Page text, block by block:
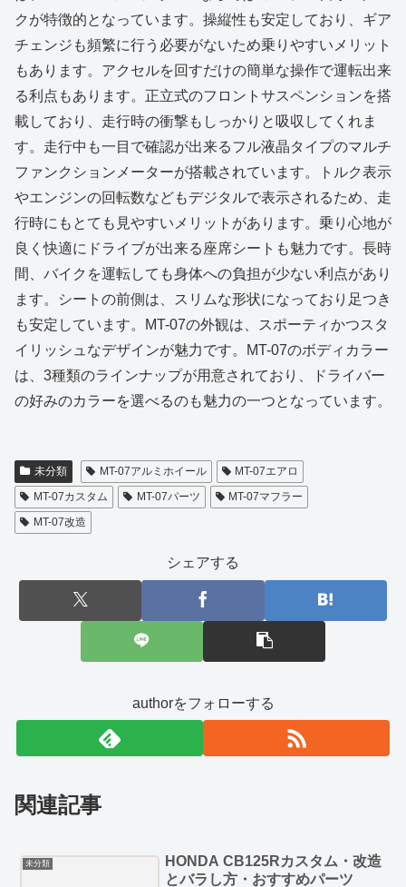
クが特徴的となっています。操縦性も安定しており、ギア
チェンジも頻繁に行う必要がないため乗りやすいメリット
もあります。アクセルを回すだけの簡単な操作で運転出来
る利点もあります。正立式のフロントサスペンションを搭
載しており、走行時の衝撃もしっかりと吸収してくれま
す。走行中も一目で確認が出来るフル液晶タイプのマルチ
ファンクションメーターが搭載されています。トルク表示
やエンジンの回転数などもデジタルで表示されるため、走
行時にもとても見やすいメリットがあります。乗り心地が
良く快適にドライブが出来る座席シートも魅力です。長時
間、バイクを運転しても身体への負担が少ない利点があり
ます。シートの前側は、スリムな形状になっており足つき
も安定しています。MT-07の外観は、スポーティかつスタ
イリッシュなデザインが魅力です。MT-07のボディカラー
は、3種類のラインナップが用意されており、ドライバー
の好みのカラーを選べるのも魅力の一つとなっています。
未分類 MT-07アルミホイール
MT-07エアロ
MT-07カスタム
MT-07パーツ
MT-07マフラー
MT-07改造
シェアする
authorをフォローする
関連記事
未分類
HONDA CB125Rカスタム・改造
とバラし方・おすすめパーツ